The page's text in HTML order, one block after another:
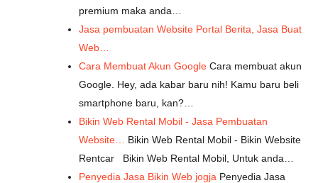
premium maka anda…
Jasa pembuatan Website Portal Berita, Jasa Buat
Web…
Cara Membuat Akun Google Cara membuat akun
Google. Hey, ada kabar baru nih! Kamu baru beli
smartphone baru, kan?…
Bikin Web Rental Mobil - Jasa Pembuatan
Website… Bikin Web Rental Mobil - Bikin Website
Rentcar Bikin Web Rental Mobil, Untuk anda…
Penyedia Jasa Bikin Web jogja Penyedia Jasa